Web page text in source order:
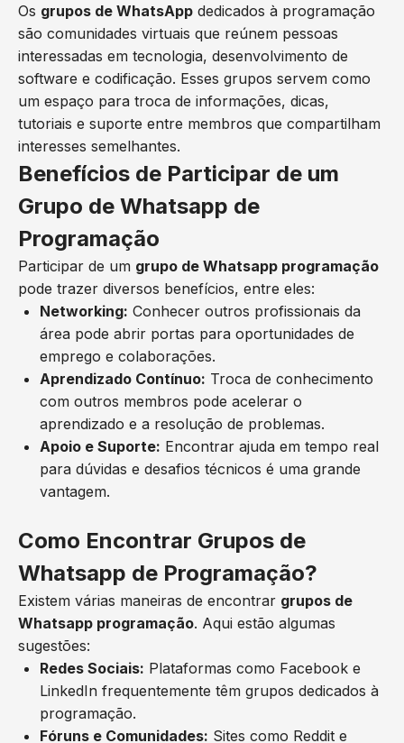
Os grupos de WhatsApp dedicados à programação
são comunidades virtuais que reúnem pessoas
interessadas em tecnologia, desenvolvimento de
software e codificação. Esses grupos servem como
um espaço para troca de informações, dicas,
tutoriais e suporte entre membros que compartilham
interesses semelhantes.
Benefícios de Participar de um
Grupo de Whatsapp de
Programação
Participar de um grupo de Whatsapp programação
pode trazer diversos benefícios, entre eles:
Networking: Conhecer outros profissionais da
área pode abrir portas para oportunidades de
emprego e colaborações.
Aprendizado Contínuo: Troca de conhecimento
com outros membros pode acelerar o
aprendizado e a resolução de problemas.
Apoio e Suporte: Encontrar ajuda em tempo real
para dúvidas e desafios técnicos é uma grande
vantagem.
Como Encontrar Grupos de
Whatsapp de Programação?
Existem várias maneiras de encontrar grupos de
Whatsapp programação. Aqui estão algumas
sugestões:
Redes Sociais: Plataformas como Facebook e
LinkedIn frequentemente têm grupos dedicados à
programação.
Fóruns e Comunidades: Sites como Reddit e